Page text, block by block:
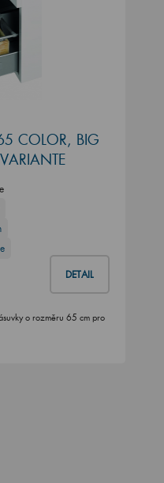
COLOR, BIG
DETAIL
o rozměru 65 cm pro